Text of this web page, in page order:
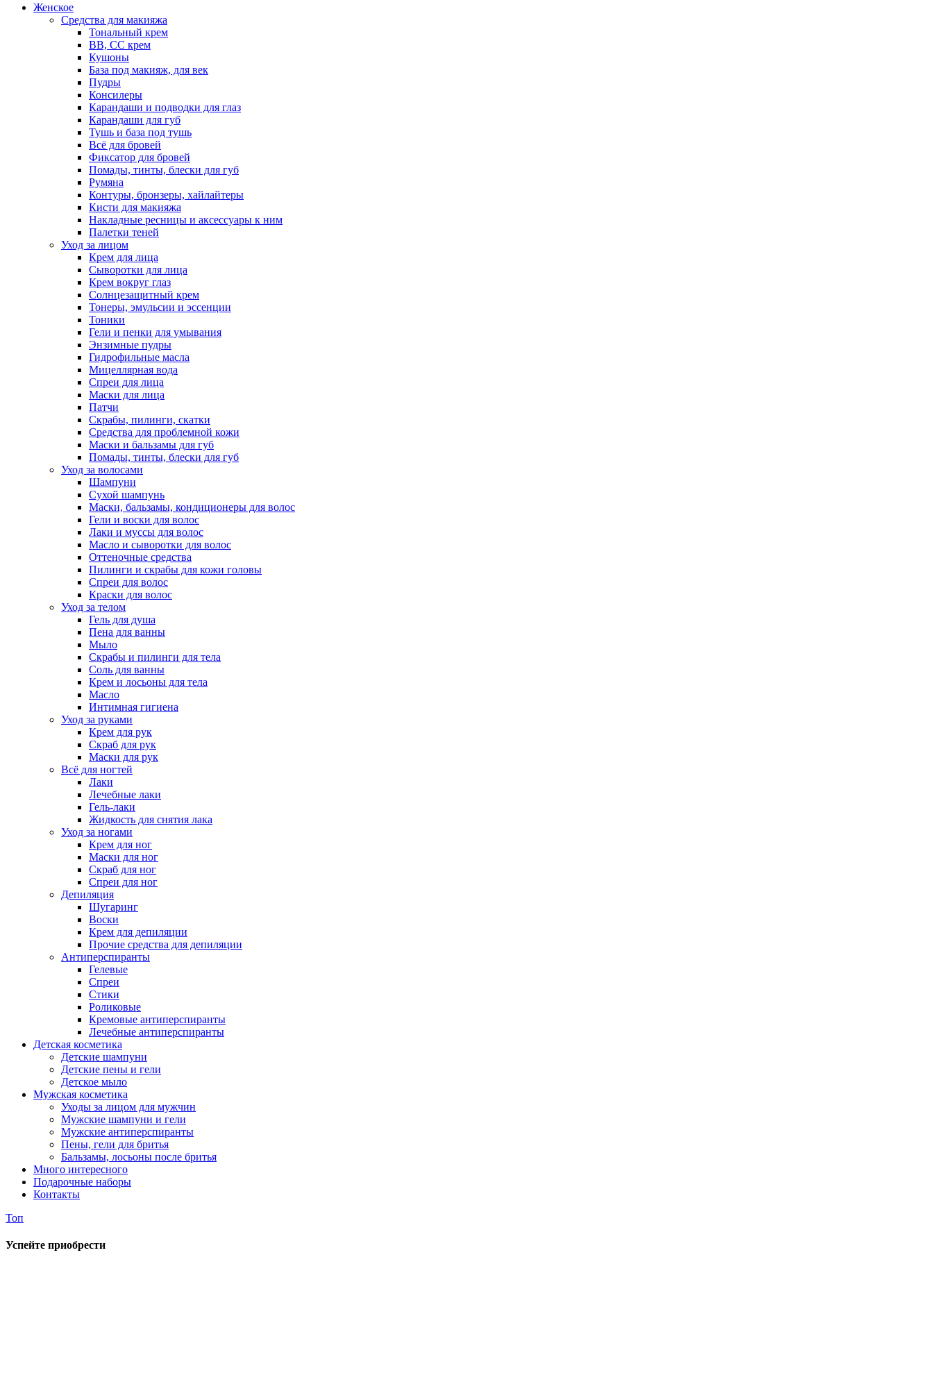
Женское
Средства для макияжа
Тональный крем
BB, CC крем
Кушоны
База под макияж, для век
Пудры
Консилеры
Карандаши и подводки для глаз
Карандаши для губ
Тушь и база под тушь
Всё для бровей
Фиксатор для бровей
Помады, тинты, блески для губ
Румяна
Контуры, бронзеры, хайлайтеры
Кисти для макияжа
Накладные ресницы и аксессуары к ним
Палетки теней
Уход за лицом
Крем для лица
Сыворотки для лица
Крем вокруг глаз
Солнцезащитный крем
Тонеры, эмульсии и эссенции
Тоники
Гели и пенки для умывания
Энзимные пудры
Гидрофильные масла
Мицеллярная вода
Спреи для лица
Маски для лица
Патчи
Скрабы, пилинги, скатки
Средства для проблемной кожи
Маски и бальзамы для губ
Помады, тинты, блески для губ
Уход за волосами
Шампуни
Сухой шампунь
Маски, бальзамы, кондиционеры для волос
Гели и воски для волос
Лаки и муссы для волос
Масло и сыворотки для волос
Оттеночные средства
Пилинги и скрабы для кожи головы
Спреи для волос
Краски для волос
Уход за телом
Гель для душа
Пена для ванны
Мыло
Скрабы и пилинги для тела
Соль для ванны
Крем и лосьоны для тела
Масло
Интимная гигиена
Уход за руками
Крем для рук
Скраб для рук
Маски для рук
Всё для ногтей
Лаки
Лечебные лаки
Гель-лаки
Жидкость для снятия лака
Уход за ногами
Крем для ног
Маски для ног
Скраб для ног
Спреи для ног
Депиляция
Шугаринг
Воски
Крем для депиляции
Прочие средства для депиляции
Антиперспиранты
Гелевые
Спреи
Стики
Роликовые
Кремовые антиперспиранты
Лечебные антиперспиранты
Детская косметика
Детские шампуни
Детские пены и гели
Детское мыло
Мужская косметика
Уходы за лицом для мужчин
Мужские шампуни и гели
Мужские антиперспиранты
Пены, гели для бритья
Бальзамы, лосьоны после бритья
Много интересного
Подарочные наборы
Контакты
Топ
Успейте приобрести